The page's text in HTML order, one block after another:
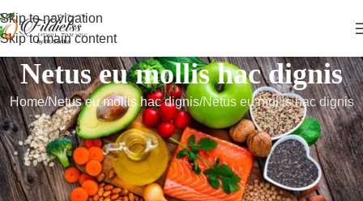
Skip to navigation
Skip to main content
Netus eu mollis hac dignis
Home Netus eu mollis hac dignis Netus eu mollis hac dignis